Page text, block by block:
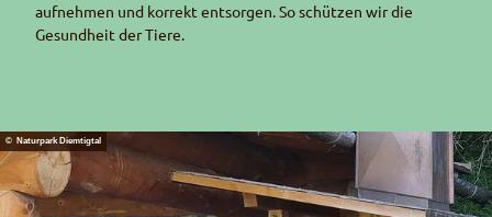
aufnehmen und korrekt entsorgen. So schützen wir die
Gesundheit der Tiere.
© Naturpark Diemtigtal